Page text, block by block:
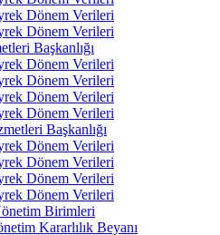
Dönem Verileri
Dönem Verileri
Başkanlığı
Dönem Verileri
Dönem Verileri
Dönem Verileri
Dönem Verileri
Başkanlığı
Dönem Verileri
Dönem Verileri
Dönem Verileri
Dönem Verileri
Birimleri
Kararlılık Beyanı